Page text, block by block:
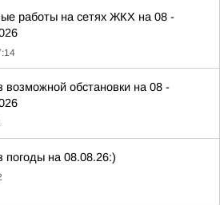
работы на сетях ЖКХ на 08 -
возможной обстановки на 08 -
погоды на 08.08.26:)